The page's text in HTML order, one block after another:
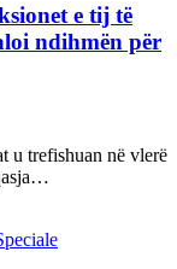
e tij të
ndihmën për
u trefishuan në vlerë